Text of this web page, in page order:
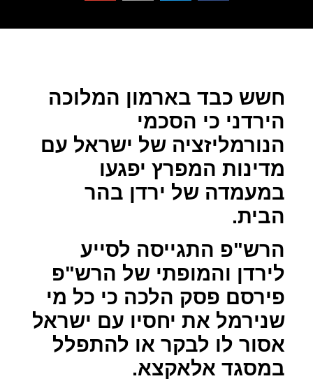
חשש כבד בארמון המלוכה
הירדני כי הסכמי
הנורמליזציה של ישראל עם
מדינות המפרץ יפגעו
במעמדה של ירדן בהר
הבית.
הרש"פ התגייסה לסייע
לירדן והמופתי של הרש"פ
פירסם פסק הלכה כי כל מי
שנירמל את יחסיו עם ישראל
אסור לו לבקר או להתפלל
במסגד אלאקצא.